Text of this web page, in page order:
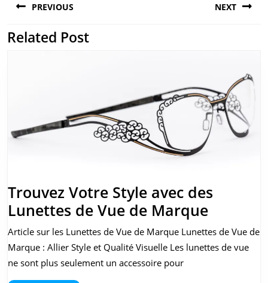
de
l’article
PREVIOUS
Previous
NEXT
Related Post
Trouvez Votre Style avec des
Lunettes de Vue de MarqueTrouvez
Votre
Style
Article sur les Lunettes de Vue de Marque Lunettes de Vue de
Marque : Allier Style et Qualité Visuelle Les lunettes de vue
ne sont plus seulement un accessoire pour